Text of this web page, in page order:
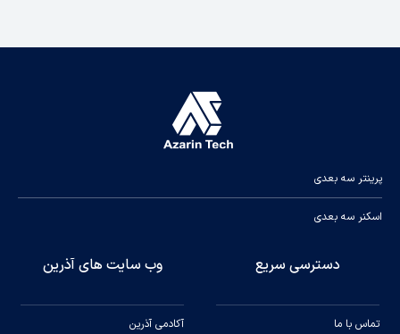
پرینتر سه بعدی
اسکنر سه بعدی
دسترسی سریع
تماس با ما
وب سایت های آذرین
آکادمی آذرین